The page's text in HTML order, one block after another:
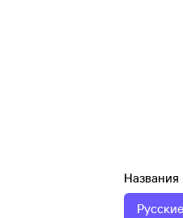
Названия
Русские